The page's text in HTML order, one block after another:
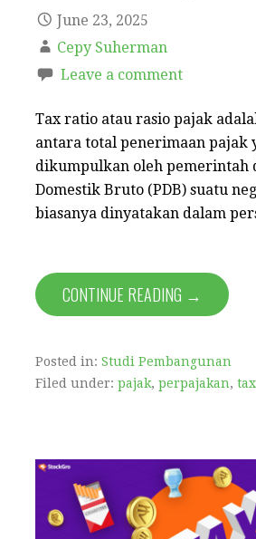
June 23, 2025
Cepy Suherman
Leave a comment
Tax ratio atau rasio pajak
antara total penerimaan pajak
dikumpulkan oleh pemerintah
Domestik Bruto (PDB) suatu
biasanya dinyatakan dalam
CONTINUE READING →
Posted in: Studi Pembangunan
Filed under: pajak, perpajakan,